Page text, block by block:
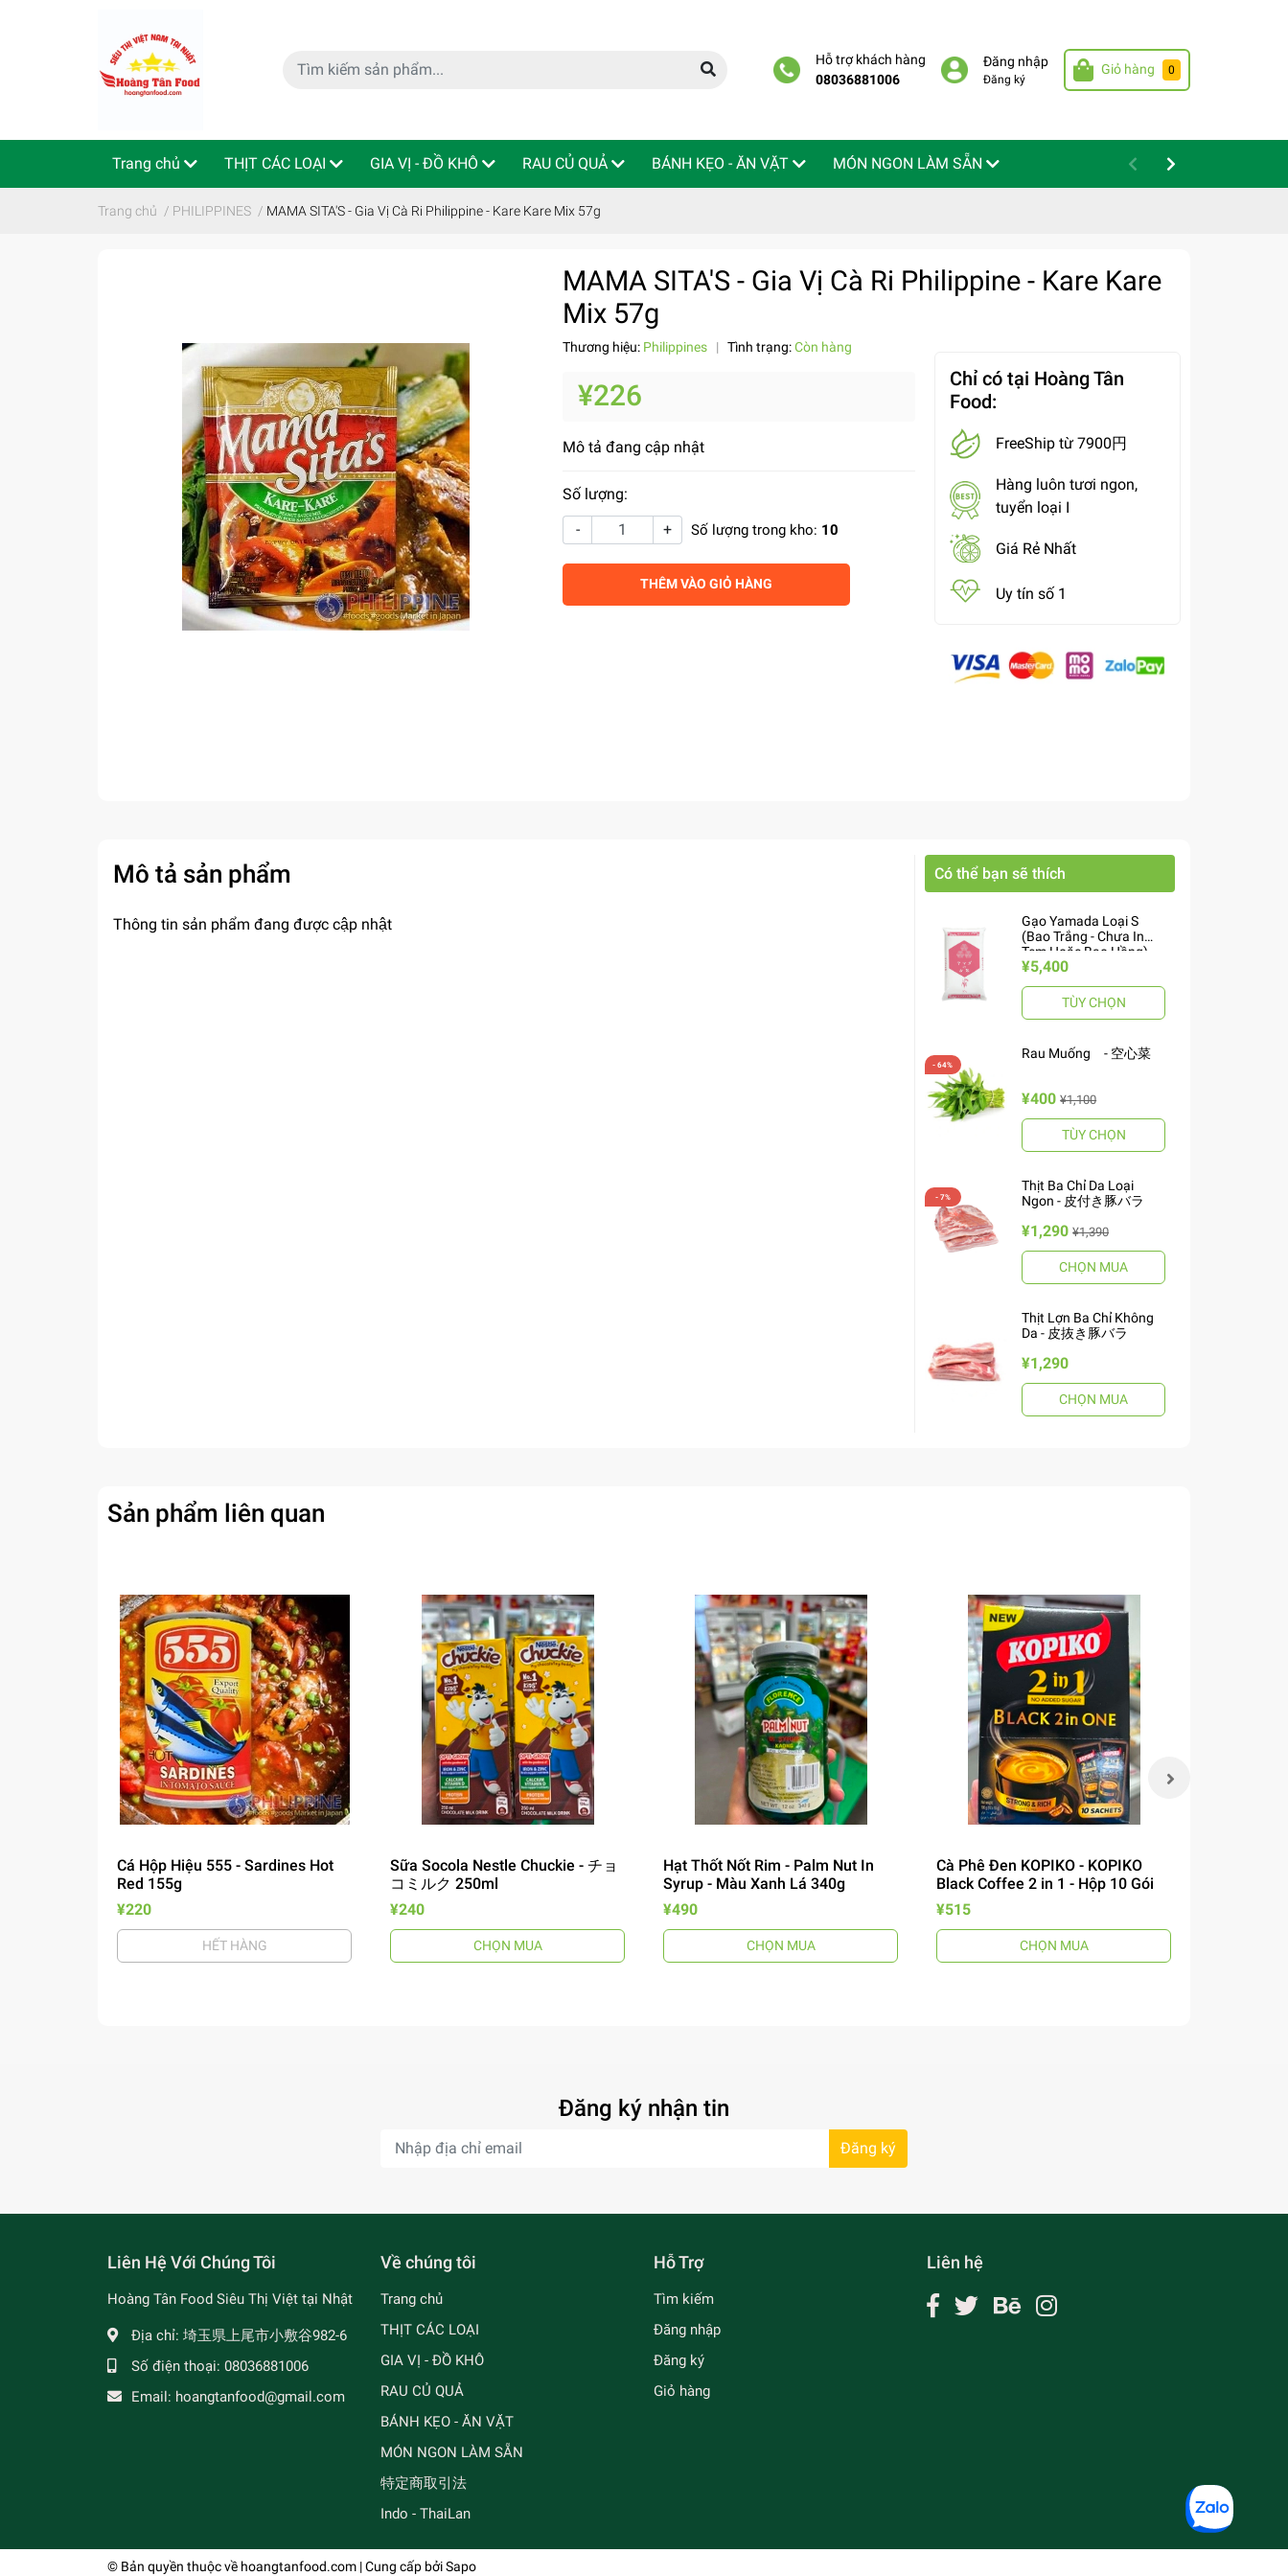
Hỗ trợ khách hàng
08036881006
Đăng nhập
Đăng ký
Giỏ hàng 0
Trang chủ THỊT CÁC LOẠI GIA VỊ - ĐỒ KHÔ RAU CỦ QUẢ BÁNH KẸO - ĂN VẶT MÓN NGON LÀM SẴN
特定商取引法 Indo - ThaiLan
Trang chủ / PHILIPPINES / MAMA SITA'S - Gia Vị Cà Ri Philippine - Kare Kare Mix 57g
MAMA SITA'S - Gia Vị Cà Ri Philippine - Kare Kare
Mix 57g
Thương hiệu: Philippines | Tình trạng:Còn hàng
¥226
Mô tả đang cập nhật
Số lượng:
-
+ Số lượng trong kho: 10
THÊM VÀO GIỎ HÀNG
Chỉ có tại Hoàng Tân
Food:
FreeShip từ 7900円
Hàng luôn tươi ngon,
tuyển loại I
Giá Rẻ Nhất
Uy tín số 1
Mô tả sản phẩm
Thông tin sản phẩm đang được cập nhật
Có thể bạn sẽ thích
Gạo Yamada Loại S
(Bao Trắng - Chưa In
Tem Hoặc Bao Hồng)
10kg ヤマダお米 S
¥5,400
TÙY CHỌN
Rau Muống - 空心菜
¥400 ¥1,100
TÙY CHỌN
Thịt Ba Chỉ Da Loại
Ngon - 皮付き豚バラ
¥1,290 ¥1,390
CHỌN MUA
Thịt Lợn Ba Chỉ Không
Da - 皮抜き豚バラ
¥1,290
CHỌN MUA
Sản phẩm liên quan
Cá Hộp Hiệu 555 - Sardines Hot
Red 155g
¥220
HẾT HÀNG
Sữa Socola Nestle Chuckie - チョ
コミルク 250ml
¥240
CHỌN MUA
Hạt Thốt Nốt Rim - Palm Nut In
Syrup - Màu Xanh Lá 340g
¥490
CHỌN MUA
Cà Phê Đen KOPIKO - KOPIKO
Black Coffee 2 in 1 - Hộp 10 Gói
¥515
CHỌN MUA
Đăng ký nhận tin
Đăng ký
Liên Hệ Với Chúng Tôi
Hoàng Tân Food Siêu Thị Việt tại Nhật
Địa chỉ: 埼玉県上尾市小敷谷982-6
Số điện thoại: 08036881006
Email: hoangtanfood@gmail.com
Về chúng tôi
Trang chủ
THỊT CÁC LOẠI
GIA VỊ - ĐỒ KHÔ
RAU CỦ QUẢ
BÁNH KẸO - ĂN VẶT
MÓN NGON LÀM SẴN
特定商取引法
Indo - ThaiLan
Hỗ Trợ
Tìm kiếm
Đăng nhập
Đăng ký
Giỏ hàng
Liên hệ
© Bản quyền thuộc về hoangtanfood.com | Cung cấp bởiSapo